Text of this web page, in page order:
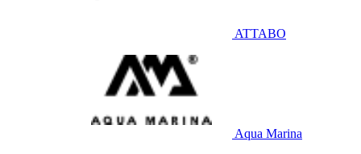
ATTABO
Aqua Marina